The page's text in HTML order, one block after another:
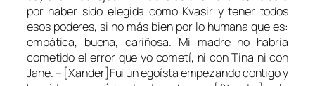
por haber sido elegida como Kvasiry tener todos
esos poderes, si no más bien por lo humana que es:
empática, buena, cariñosa. Mi madre no habría
cometido el error que yo cometí, ni conTina ni con
Jane. – [Xander]Fui un egoísta empezando contigo y